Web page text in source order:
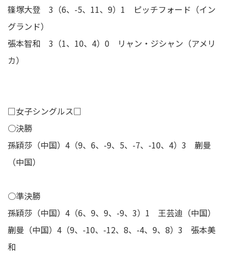
篠塚大登 3（6、-5、11、9）1 ピッチフォード（イン
グランド）
張本智和 3（1、10、4）0 リャン・ジシャン（アメリ
カ）
□女子シングルス□
○決勝
孫穎莎（中国）4（9、6、-9、5、-7、-10、4）3 蒯曼
（中国）
○準決勝
孫穎莎（中国）4（6、9、9、-9、3）1 王芸迪（中国）
蒯曼（中国）4（9、-10、-12、8、-4、9、8）3 張本美
和